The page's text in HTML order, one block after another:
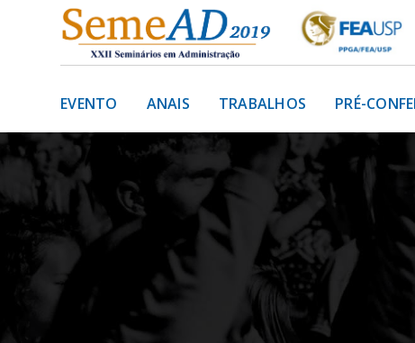
EVENTO ANAIS TRABALHOS PRÉ-